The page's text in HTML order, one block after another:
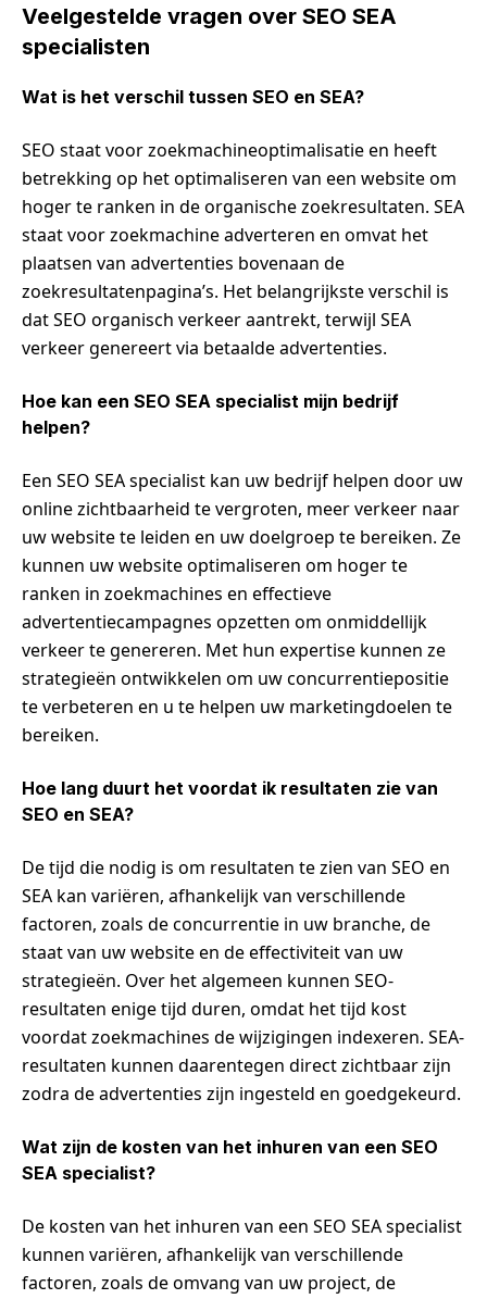
Veelgestelde vragen over SEO SEA
specialisten
Wat is het verschil tussen SEO en SEA?
SEO staat voor zoekmachineoptimalisatie en heeft
betrekking op het optimaliseren van een website om
hoger te ranken in de organische zoekresultaten. SEA
staat voor zoekmachine adverteren en omvat het
plaatsen van advertenties bovenaan de
zoekresultatenpagina’s. Het belangrijkste verschil is
dat SEO organisch verkeer aantrekt, terwijl SEA
verkeer genereert via betaalde advertenties.
Hoe kan een SEO SEA specialist mijn bedrijf
helpen?
Een SEO SEA specialist kan uw bedrijf helpen door uw
online zichtbaarheid te vergroten, meer verkeer naar
uw website te leiden en uw doelgroep te bereiken. Ze
kunnen uw website optimaliseren om hoger te
ranken in zoekmachines en effectieve
advertentiecampagnes opzetten om onmiddellijk
verkeer te genereren. Met hun expertise kunnen ze
strategieën ontwikkelen om uw concurrentiepositie
te verbeteren en u te helpen uw marketingdoelen te
bereiken.
Hoe lang duurt het voordat ik resultaten zie van
SEO en SEA?
De tijd die nodig is om resultaten te zien van SEO en
SEA kan variëren, afhankelijk van verschillende
factoren, zoals de concurrentie in uw branche, de
staat van uw website en de effectiviteit van uw
strategieën. Over het algemeen kunnen SEO-
resultaten enige tijd duren, omdat het tijd kost
voordat zoekmachines de wijzigingen indexeren. SEA-
resultaten kunnen daarentegen direct zichtbaar zijn
zodra de advertenties zijn ingesteld en goedgekeurd.
Wat zijn de kosten van het inhuren van een SEO
SEA specialist?
De kosten van het inhuren van een SEO SEA specialist
kunnen variëren, afhankelijk van verschillende
factoren, zoals de omvang van uw project, de